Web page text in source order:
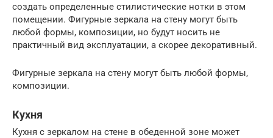
создать определенные стилистические нотки в этом
помещении. Фигурные зеркала на стену могут быть
любой формы, композиции, но будут носить не
практичный вид эксплуатации, а скорее декоративный.
Фигурные зеркала на стену могут быть любой формы,
композиции.
Кухня
Кухня с зеркалом на стене в обеденной зоне может